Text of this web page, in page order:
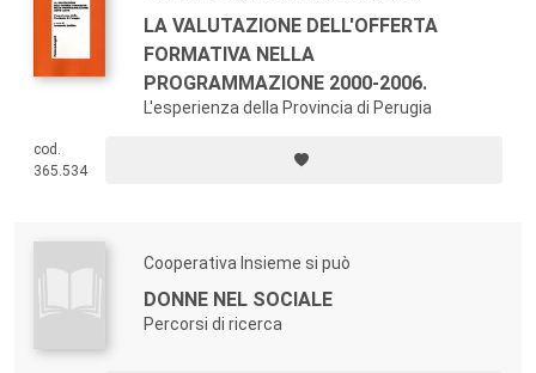
LA VALUTAZIONE DELL'OFFERTA
FORMATIVA NELLA
PROGRAMMAZIONE 2000-2006.
L'esperienza della Provincia di Perugia
cod.
365.534
Cooperativa Insieme si può
DONNE NEL SOCIALE
Percorsi di ricerca